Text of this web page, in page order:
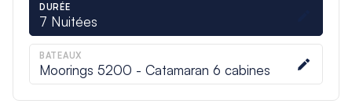
DURÉE
7 Nuitées
BATEAUX
Moorings 5200 - Catamaran 6 cabines